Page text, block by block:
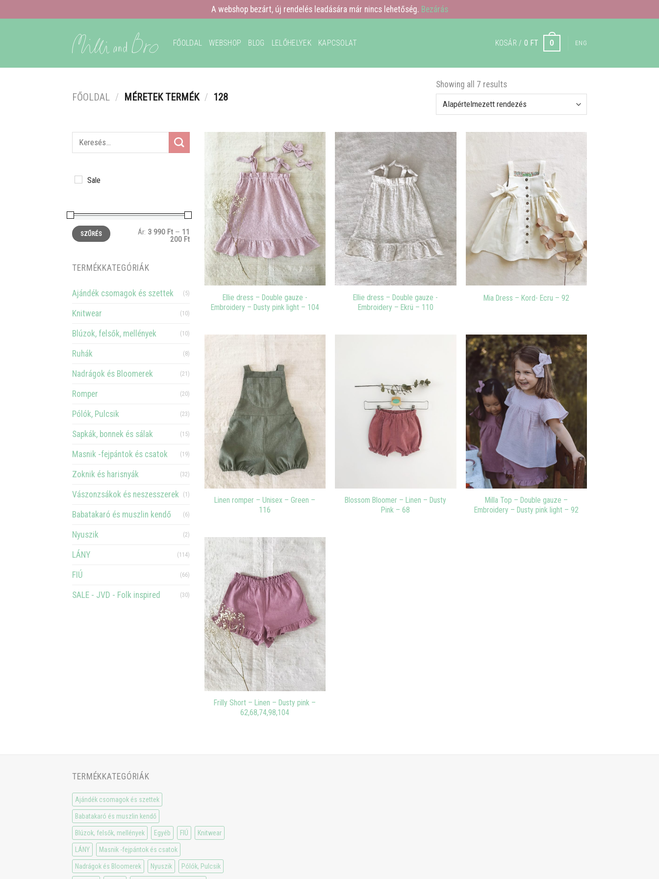
A webshop bezárt, új rendelés leadására már nincs lehetőség. Bezárás
FŐOLDAL WEBSHOP BLOG LELŐHELYEK KAPCSOLAT KOSÁR /0 FT 0 ENG
FŐOLDAL / MÉRETEK TERMÉK / 128
Showing all 7 results
Sale
SZŰRÉS Ár: 3 990 Ft — 11
200 Ft
TERMÉKKATEGÓRIÁK
Ajándék csomagok és szettek (5)
Knitwear (10)
Blúzok, felsők, mellények (10)
Ruhák (8)
Nadrágok és Bloomerek (21)
Romper (20)
Pólók, Pulcsik (23)
Sapkák, bonnek és sálak (15)
Masnik -fejpántok és csatok (19)
Zoknik és harisnyák (32)
Vászonzsákok és neszesszerek (1)
Babatakaró és muszlin kendő (6)
Nyuszik (2)
LÁNY (114)
FIÚ (66)
SALE - JVD - Folk inspired (30)
Ellie dress – Double gauze -
Embroidery – Dusty pink light – 104
Ellie dress – Double gauze -
Embroidery – Ekrü – 110
Mia Dress – Kord- Ecru – 92
Linen romper – Unisex – Green –
116
Blossom Bloomer – Linen – Dusty
Pink – 68
Milla Top – Double gauze –
Embroidery – Dusty pink light – 92
Frilly Short – Linen – Dusty pink –
62,68,74,98,104
TERMÉKKATEGÓRIÁK
Ajándék csomagok és szettek
Babatakaró és muszlin kendő
Blúzok, felsők, mellények Egyéb FIÚ Knitwear
LÁNY Masnik -fejpántok és csatok
Nadrágok és Bloomerek Nyuszik Pólók, Pulcsik